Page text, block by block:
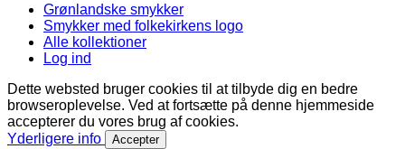
Grønlandske smykker
Smykker med folkekirkens logo
Alle kollektioner
Log ind
Dette websted bruger cookies til at tilbyde dig en bedre
browseroplevelse. Ved at fortsætte på denne hjemmeside
accepterer du vores brug af cookies.
Yderligere info
Accepter